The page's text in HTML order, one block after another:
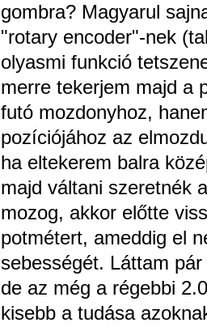
gombra? Magyarul
"rotary encoder"-nek
olyasmi funkció
merre tekerjem majd a
futó mozdonyhoz,
pozíciójához az
ha eltekerem balra
majd váltani szeretnék
mozog, akkor előtte
potmétert, ameddig el
sebességét. Láttam
de az még a régebbi
kisebb a tudása